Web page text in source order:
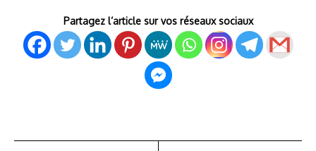
Partagez l’article sur vos réseaux sociaux